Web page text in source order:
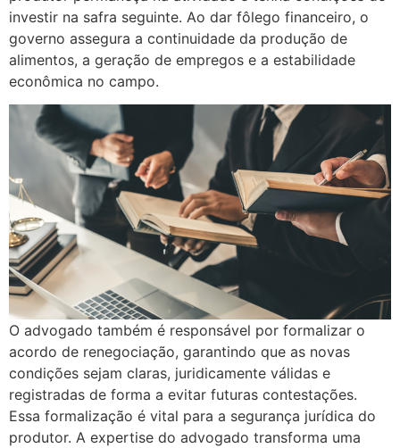
investir na safra seguinte. Ao dar fôlego financeiro, o
governo assegura a continuidade da produção de
alimentos, a geração de empregos e a estabilidade
econômica no campo.
O advogado também é responsável por formalizar o
acordo de renegociação, garantindo que as novas
condições sejam claras, juridicamente válidas e
registradas de forma a evitar futuras contestações.
Essa formalização é vital para a segurança jurídica do
produtor. A expertise do advogado transforma uma